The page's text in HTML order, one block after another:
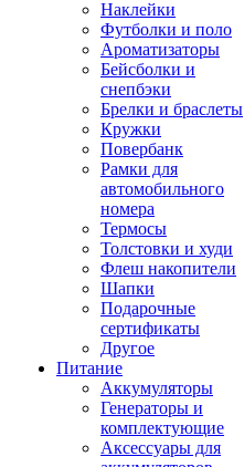
Наклейки
Футболки и поло
Ароматизаторы
Бейсболки и
снепбэки
Брелки и браслеты
Кружки
Повербанк
Рамки для
автомобильного
номера
Термосы
Толстовки и худи
Флеш накопители
Шапки
Подарочные
сертификаты
Другое
Питание
Аккумуляторы
Генераторы и
комплектующие
Аксессуары для